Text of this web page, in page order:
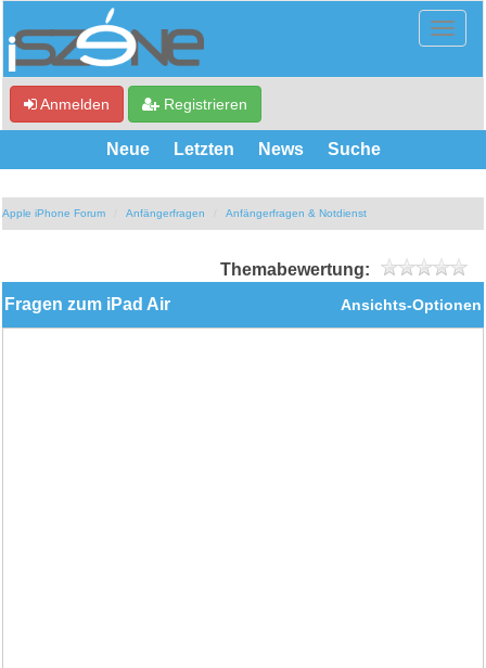
Anmelden Registrieren
Neue Letzten News Suche
Apple iPhone Forum Anfängerfragen Anfängerfragen & Notdienst
Themabewertung:
Ansichts-Optionen
Fragen zum iPad Air